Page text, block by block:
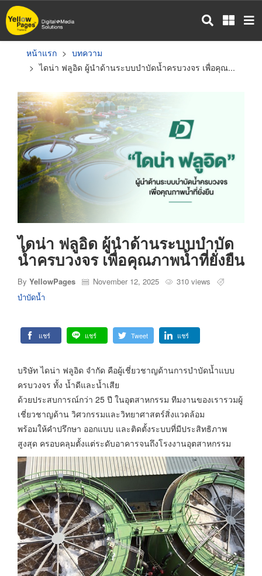
ข้าม
ไป
หน้าแรก
บทความ
ไดน่า ฟลูอิด ผู้นำด้านระบบบำบัดน้ำครบวงจร เพื่อคุณ...
ไดน่า ฟลูอิด ผู้นำด้านระบบบำบัด
น้ำครบวงจร เพื่อคุณภาพน้ำที่ยั่งยืน
By YellowPages November 12, 2025
310 views
บำบัดน้ำ
แชร์ แชร์ Tweet แชร์
บริษัท ไดน่า ฟลูอิด จำกัด คือผู้เชี่ยวชาญด้านการบำบัดน้ำแบบ
ครบวงจร ทั้ง น้ำดีและน้ำเสีย
ด้วยประสบการณ์กว่า 25 ปี ในอุตสาหกรรม ทีมงานของเรารวมผู้
เชี่ยวชาญด้าน วิศวกรรมและวิทยาศาสตร์สิ่งแวดล้อม
พร้อมให้คำปรึกษา ออกแบบ และติดตั้งระบบที่มีประสิทธิภาพ
สูงสุด ครอบคลุมตั้งแต่ระดับอาคารจนถึงโรงงานอุตสาหกรรม